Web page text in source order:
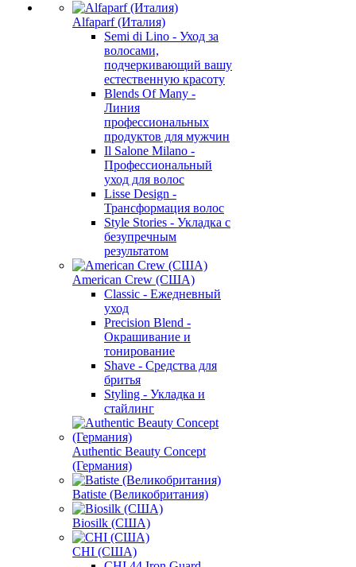
Alfaparf (Италия)
Semi di Lino - Уход за
волосами,
подчеркивающий вашу
естественную красоту
Blends Of Many -
Линия
профессиональных
продуктов для мужчин
Il Salone Milano -
Профессиональный
уход для волос
Lisse Design -
Трансформация волос
Style Stories - Укладка с
безупречным
результатом
American Crew (США)
Classic - Ежедневный
уход
Precision Blend -
Окрашивание и
тонирование
Shave - Средства для
бритья
Styling - Укладка и
стайлинг
Authentic Beauty Concept
(Германия)
Batiste (Великобритания)
Biosilk (США)
CHI (США)